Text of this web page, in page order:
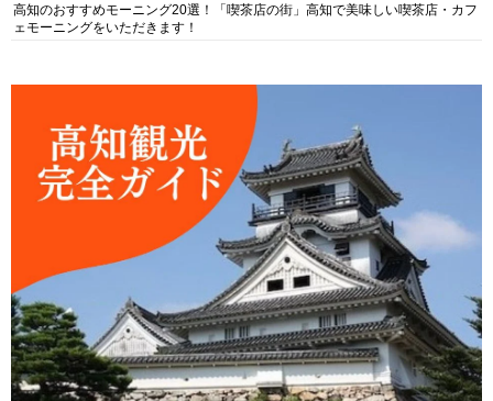
高知のおすすめモーニング20選！「喫茶店の街」高知で美味しい喫茶店・カフ
ェモーニングをいただきます！